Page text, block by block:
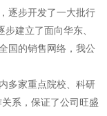
逐步开发了一大批行
建立了面向华东、
国的销售网络，我公
多家重点院校、科研
系，保证了公司旺盛